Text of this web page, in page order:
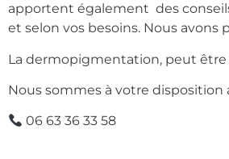
apportent également des
et selon vos besoins. Nous avons
La dermopigmentation, peut être
Nous sommes à votre disposition
06 63 36 33 58